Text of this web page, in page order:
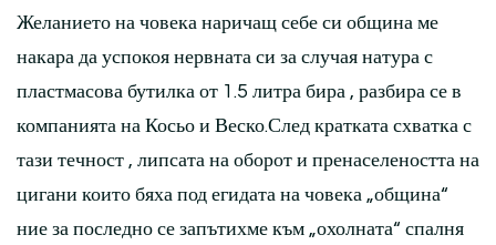
Желанието на човека наричащ себе си община ме
накара да успокоя нервната си за случая натура с
пластмасова бутилка от 1.5 литра бира , разбира се в
компанията на Косьо и Веско.След кратката схватка с
тази течност , липсата на оборот и пренаселеността на
цигани които бяха под егидата на човека „община“
ние за последно се запътихме към „охолната“ спалня